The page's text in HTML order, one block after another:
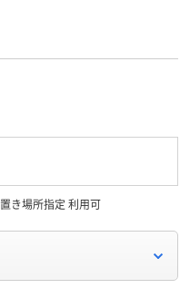
置き場所指定 利用可